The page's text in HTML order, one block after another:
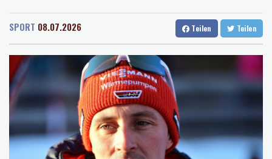
Dresden
Wien
30 °C
Baden-Baden
28 °C
den Winter
Drohnen über Bundeswehrstandort in Nordrhein-Westfalen
gesichtet
Ungarns Regierungspartei nominiert Ex-Gerichtspräsidenten
Baka als Staatschef
Schwimm-EM: Halbisch winkt und springt zu Bronze
Selenskyj: Ukraine hat praktisch keine intakten
Wärmekraftwerke mehr
SPORT 08.07.2026 Teilen Teilen